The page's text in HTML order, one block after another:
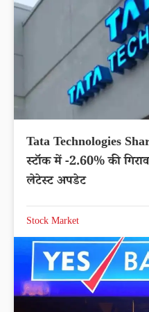
Tata Technologies
स्टॉक में -2.60% की
लेटेस्ट अपडेट
Stock Market